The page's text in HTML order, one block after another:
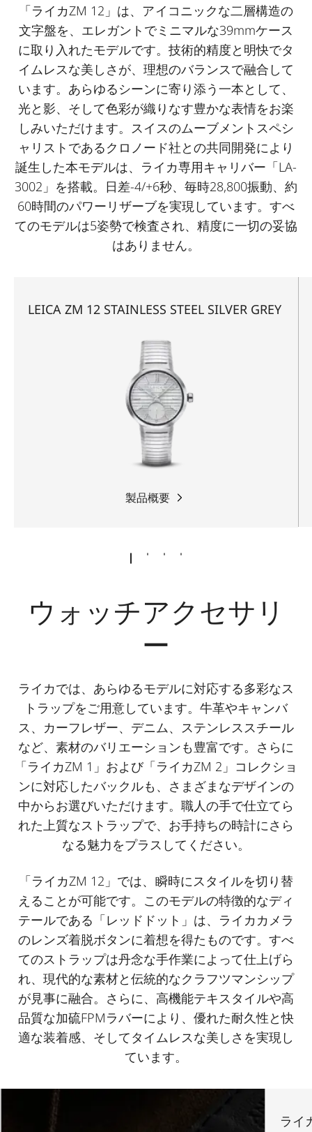
「ライカZM 12」は、アイコニックな二層構造の
文字盤を、エレガントでミニマルな39mmケース
に取り入れたモデルです。技術的精度と明快でタ
イムレスな美しさが、理想のバランスで融合して
います。あらゆるシーンに寄り添う一本として、
光と影、そして色彩が織りなす豊かな表情をお楽
しみいただけます。スイスのムーブメントスペシ
ャリストであるクロノード社との共同開発により
誕生した本モデルは、ライカ専用キャリバー「LA-
3002」を搭載。日差-4/+6秒、毎時28,800振動、約
60時間のパワーリザーブを実現しています。すべ
てのモデルは5姿勢で検査され、精度に一切の妥協
はありません。
LEICA ZM 12 STAINLESS STEEL SILVER GREY
製品概要
ウォッチアクセサリ
ー
ライカでは、あらゆるモデルに対応する多彩なス
トラップをご用意しています。牛革やキャンバ
ス、カーフレザー、デニム、ステンレススチール
など、素材のバリエーションも豊富です。さらに
「ライカZM 1」および「ライカZM 2」コレクショ
ンに対応したバックルも、さまざまなデザインの
中からお選びいただけます。職人の手で仕立てら
れた上質なストラップで、お手持ちの時計にさら
なる魅力をプラスしてください。
「ライカZM 12」では、瞬時にスタイルを切り替
えることが可能です。このモデルの特徴的なディ
テールである「レッドドット」は、ライカカメラ
のレンズ着脱ボタンに着想を得たものです。すべ
てのストラップは丹念な手作業によって仕上げら
れ、現代的な素材と伝統的なクラフツマンシップ
が見事に融合。さらに、高機能テキスタイルや高
品質な加硫FPMラバーにより、優れた耐久性と快
適な装着感、そしてタイムレスな美しさを実現し
ています。
ライ